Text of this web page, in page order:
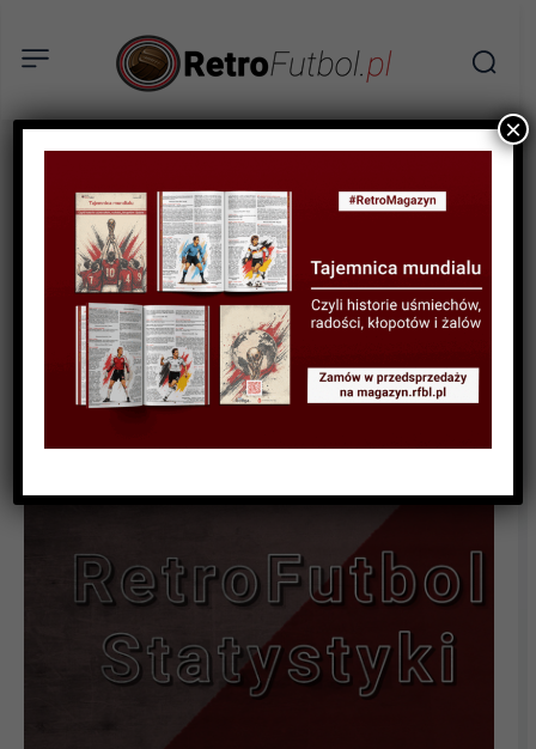
STATYSTYKI FUTBOLOWE
STATYSTYKI PIŁKARZY
STATYSTYKI REPREZENTACJI
Najlepsi strzelcy i
rekordziści gier
Reprezentacji Bułgarii w
historii.
×